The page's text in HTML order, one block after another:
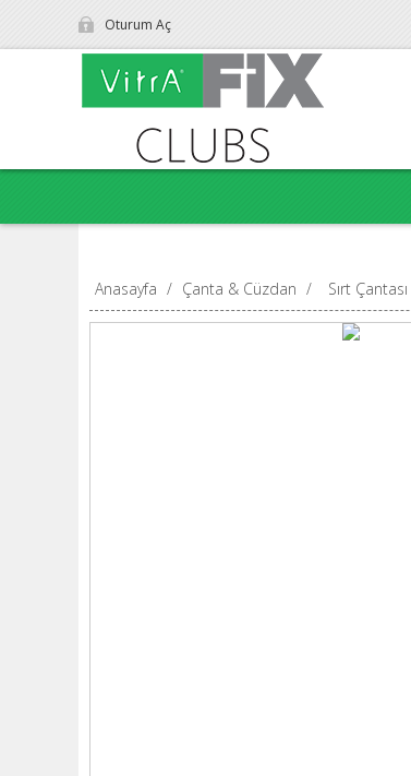
Oturum Aç
Anasayfa / Çanta & Cüzdan / Sırt Çantası